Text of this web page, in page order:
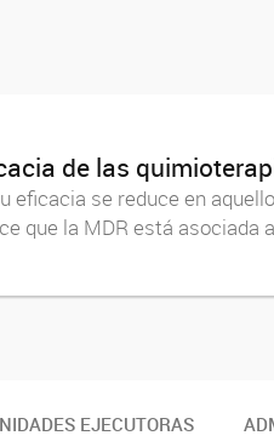
de las
eficacia se reduce en
que la MDR está asociada
EJECUTORAS